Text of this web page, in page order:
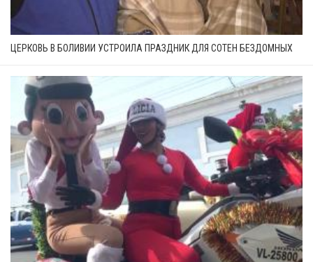
ЦЕРКОВЬ В БОЛИВИИ УСТРОИЛА ПРАЗДНИК ДЛЯ СОТЕН БЕЗДОМНЫХ